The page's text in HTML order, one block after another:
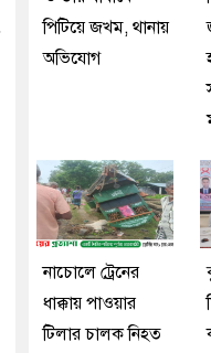
পিটিয়ে জখম, থানায়
অভিযোগ
নাচোলে ট্রেনের
ধাক্কায় পাওয়ার
টিলার চালক নিহত